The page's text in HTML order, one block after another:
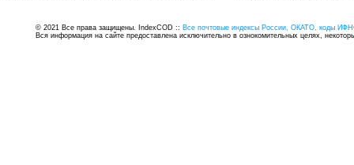
© 2021 Все права защищены. IndexCOD :: Все почтовые индексы России, ОКАТО, коды
Вся информация на сайте предоставлена исключительно в ознокомительных целях,